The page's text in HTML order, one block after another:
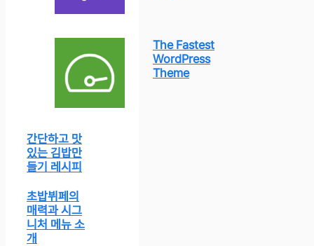
The Fastest
WordPress
Theme
간단하고 맛
있는 김밥만
들기 레시피
초밥뷔페의
매력과 시그
니처 메뉴 소
개